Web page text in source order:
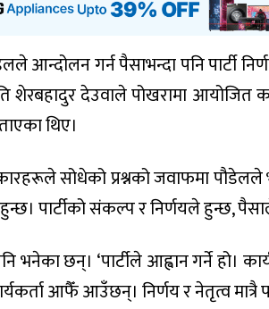
आन्दोलन गर्न पैसाभन्दा पनि पार्टी
देउवाले पोखरामा आयोजित
थिए।
सोधेको प्रश्नको जवाफमा पौडेलले
पार्टीको संकल्प र निर्णयले हुन्छ,
भनेका छन्। ‘पार्टीले आह्वान गर्ने हो।
आफैँ आउँछन्। निर्णय र नेतृत्व मात्रै